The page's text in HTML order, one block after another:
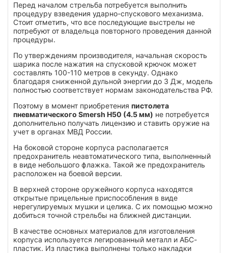
Перед началом стрельба потребуется выполнить
процедуру взведения ударно-спускового механизма.
Стоит отметить, что все последующие выстрелы не
потребуют от владельца повторного проведения данной
процедуры.
По утверждениям производителя, начальная скорость
шарика после нажатия на спусковой крючок может
составлять 100-110 метров в секунду. Однако
благодаря сниженной дульной энергии до 3 Дж, модель
полностью соответствует нормам законодательства РФ.
Поэтому в момент приобретения пистолета
пневматического Smersh H50 (4.5 мм) не потребуется
дополнительно получать лицензию и ставить оружие на
учет в органах МВД России.
На боковой стороне корпуса располагается
предохранитель неавтоматического типа, выполненный
в виде небольшого флажка. Такой же предохранитель
расположен на боевой версии.
В верхней стороне оружейного корпуса находятся
открытые прицельные приспособления в виде
нерегулируемых мушки и целика. С их помощью можно
добиться точной стрельбы на ближней дистанции.
В качестве основных материалов для изготовления
корпуса используется легированный металл и АБС-
пластик. Из пластика выполнены только накладки